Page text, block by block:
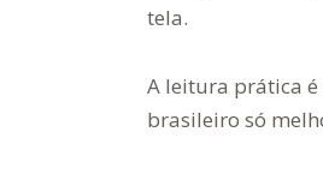
tela.
A leitura prática é
brasileiro só